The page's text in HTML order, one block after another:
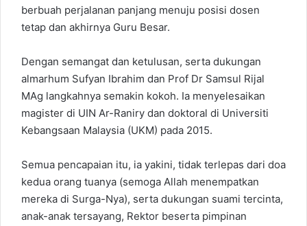
berbuah perjalanan panjang menuju posisi dosen
tetap dan akhirnya Guru Besar.
Dengan semangat dan ketulusan, serta dukungan
almarhum Sufyan Ibrahim dan Prof Dr Samsul Rijal
MAg langkahnya semakin kokoh. Ia menyelesaikan
magister di UIN Ar-Raniry dan doktoral di Universiti
Kebangsaan Malaysia (UKM) pada 2015.
Semua pencapaian itu, ia yakini, tidak terlepas dari doa
kedua orang tuanya (semoga Allah menempatkan
mereka di Surga-Nya), serta dukungan suami tercinta,
anak-anak tersayang, Rektor beserta pimpinan